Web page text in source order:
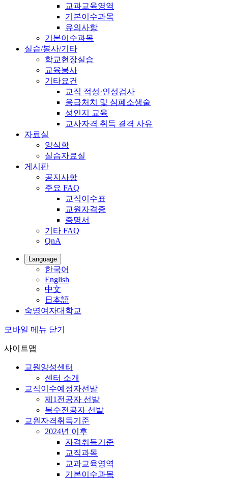
교과교육영역
기본이수과목
유의사항
기본이수과목
실습/봉사/기타
학교현장실습
교육봉사
기타요건
교직 적성·인성검사
응급처치 및 심폐소생술
성인지 교육
교사자격 취득 결격 사유
자료실
양식함
실습자료실
게시판
공지사항
주요 FAQ
교직이수표
교원자격증
증명서
기타 FAQ
QnA
Language
한국어
English
中文
日本語
숙명여자대학교
모바일 메뉴 닫기
사이트맵
교원양성센터
센터 소개
교직이수예정자선발
제1전공자 선발
복수전공자 선발
교원자격취득기준
2024년 이후
자격취득기준
교직과목
교과교육영역
기본이수과목